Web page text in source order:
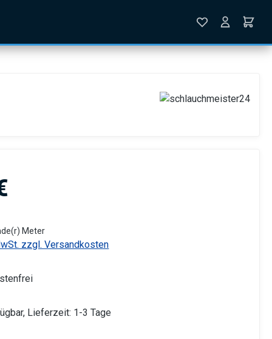
Meter
zzgl. Versandkosten
Lieferzeit: 1-3 Tage